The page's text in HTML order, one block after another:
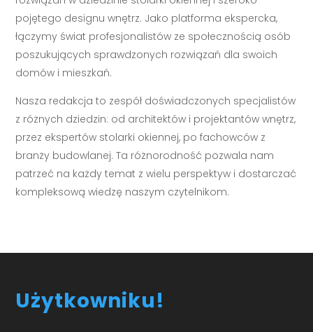
pojętego designu wnętrz. Jako platforma ekspercka,
łączymy świat profesjonalistów ze społecznością osób
poszukujących sprawdzonych rozwiązań dla swoich
domów i mieszkań.
Nasza redakcja to zespół doświadczonych specjalistów
z różnych dziedzin: od architektów i projektantów wnętrz,
przez ekspertów stolarki okiennej, po fachowców z
branży budowlanej. Ta różnorodność pozwala nam
patrzeć na każdy temat z wielu perspektyw i dostarczać
kompleksową wiedzę naszym czytelnikom.
Użytkowniku!